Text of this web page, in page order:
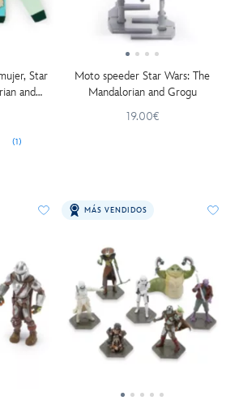
Star
and
(1)
Moto speeder Star Wars: The
Mandalorian and Grogu
19.00€
MÁS VENDIDOS